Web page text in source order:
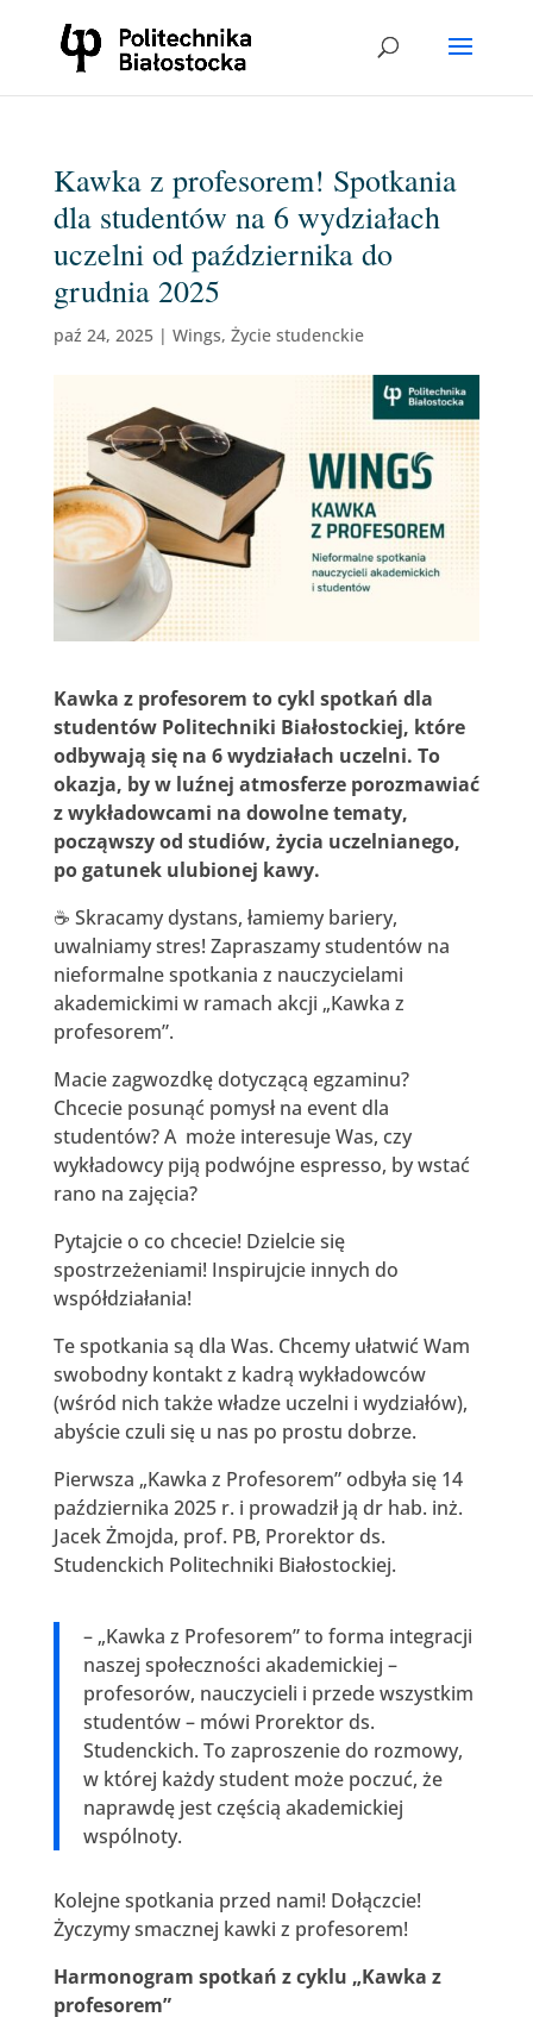
Kawka z profesorem! Spotkania
dla studentów na 6 wydziałach
uczelni od października do
grudnia 2025
paź 24, 2025| Wings, Życie studenckie
Kawka z profesorem to cykl spotkań dla
studentów Politechniki Białostockiej, które
odbywają się na 6 wydziałach uczelni. To
okazja, by w luźnej atmosferze porozmawiać
z wykładowcami na dowolne tematy,
począwszy od studiów, życia uczelnianego,
po gatunek ulubionej kawy.
☕ Skracamy dystans, łamiemy bariery,
uwalniamy stres! Zapraszamy studentów na
nieformalne spotkania z nauczycielami
akademickimi w ramach akcji „Kawka z
profesorem”.
Macie zagwozdkę dotyczącą egzaminu?
Chcecie posunąć pomysł na event dla
studentów? A może interesuje Was, czy
wykładowcy piją podwójne espresso, by wstać
rano na zajęcia?
Pytajcie o co chcecie! Dzielcie się
spostrzeżeniami! Inspirujcie innych do
współdziałania!
Te spotkania są dla Was. Chcemy ułatwić Wam
swobodny kontakt z kadrą wykładowców
(wśród nich także władze uczelni i wydziałów),
abyście czuli się u nas po prostu dobrze.
Pierwsza „Kawka z Profesorem” odbyła się 14
października 2025 r. i prowadził ją dr hab. inż.
Jacek Żmojda, prof. PB, Prorektor ds.
Studenckich Politechniki Białostockiej.
– „Kawka z Profesorem” to forma integracji
naszej społeczności akademickiej –
profesorów, nauczycieli i przede wszystkim
studentów – mówi Prorektor ds.
Studenckich. To zaproszenie do rozmowy,
w której każdy student może poczuć, że
naprawdę jest częścią akademickiej
wspólnoty.
Kolejne spotkania przed nami! Dołączcie!
Życzymy smacznej kawki z profesorem!
Harmonogram spotkań z cyklu „Kawka z
profesorem”